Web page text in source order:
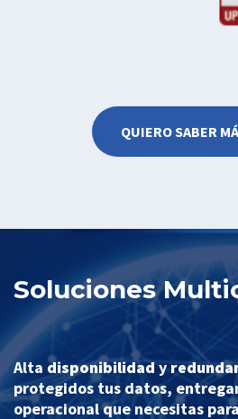
QUIERO SABER
Soluciones
Alta disponibilidady
protegidos tus datos,
operacional que necesitas